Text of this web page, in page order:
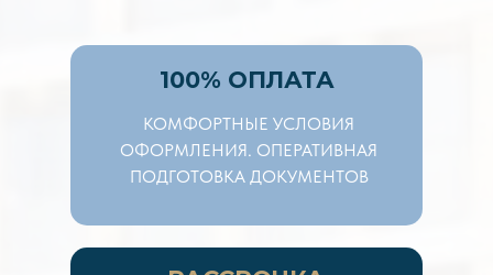
100% ОПЛАТА
КОМФОРТНЫЕ УСЛОВИЯ
ОФОРМЛЕНИЯ. ОПЕРАТИВНАЯ
ПОДГОТОВКА ДОКУМЕНТОВ